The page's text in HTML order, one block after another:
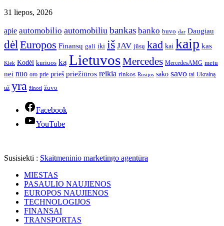
31 liepos, 2026
apie automobilio automobiliu bankas banko buvo dar Daugiau
dėlEuropos Finansų gali iki iš JAV jūsų kad kai kaip kas
Kiek Kodėl kuriuos ką LietuvosMercedes MercedesAMG metu
nei nuo oro prie prieš priežiūros reikia rinkos Rusijos sako savo tai Ukrainą
už yra žinoti žuvo
Facebook
YouTube
Susisiekti : Skaitmeninio marketingo agentūra
MIESTAS
PASAULIO NAUJIENOS
EUROPOS NAUJIENOS
TECHNOLOGIJOS
FINANSAI
TRANSPORTAS